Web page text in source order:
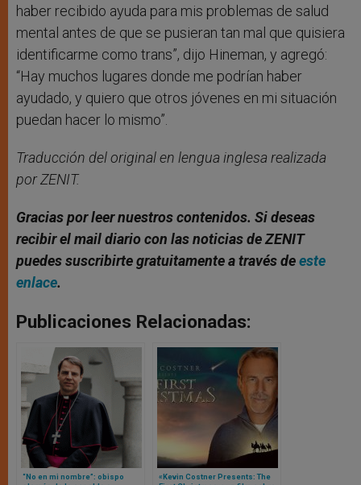
haber recibido ayuda para mis problemas de salud
mental antes de que se pusieran tan mal que quisiera
identificarme como trans”, dijo Hineman, y agregó:
“Hay muchos lugares donde me podrían haber
ayudado, y quiero que otros jóvenes en mi situación
puedan hacer lo mismo”.
Traducción del original en lengua inglesa realizada
por ZENIT.
Gracias por leer nuestros contenidos. Si deseas
recibir el mail diario con las noticias de ZENIT
puedes suscribirte gratuitamente a través deeste
enlace.
Publicaciones Relacionadas:
“No en mi nombre”: obispo
«Kevin Costner Presents: The